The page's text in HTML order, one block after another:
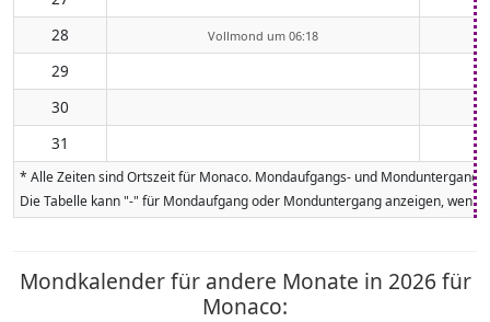
28
Vollmond um 06:18
29
30
31
* Alle Zeiten sind Ortszeit für Monaco. Mondaufgangs- und
Die Tabelle kann "-" für Mondaufgang oder Monduntergang anzeigen,
Mondkalender für andere Monate in 2026 für
Monaco: